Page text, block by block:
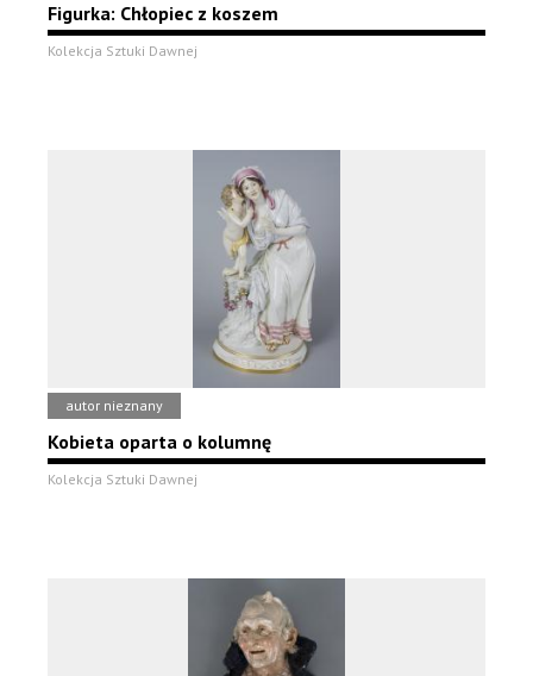
Figurka: Chłopiec z koszem
Kolekcja Sztuki Dawnej
autor nieznany
Kobieta oparta o kolumnę
Kolekcja Sztuki Dawnej